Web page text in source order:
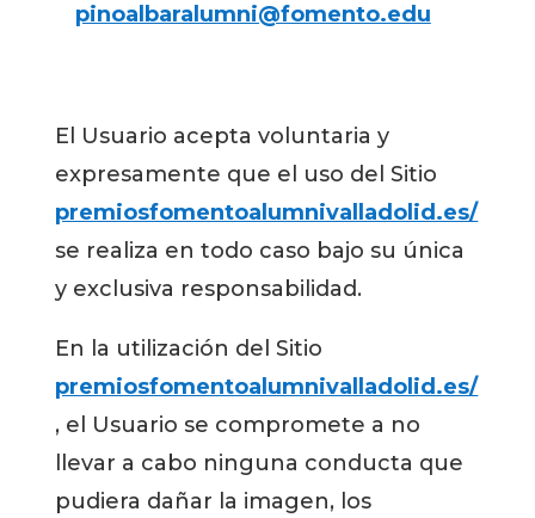
pinoalbaralumni@fomento.edu
El Usuario acepta voluntaria y
expresamente que el uso del Sitio
premiosfomentoalumnivalladolid.es/
se realiza en todo caso bajo su única
y exclusiva responsabilidad.
En la utilización del Sitio
premiosfomentoalumnivalladolid.es/
, el Usuario se compromete a no
llevar a cabo ninguna conducta que
pudiera dañar la imagen, los